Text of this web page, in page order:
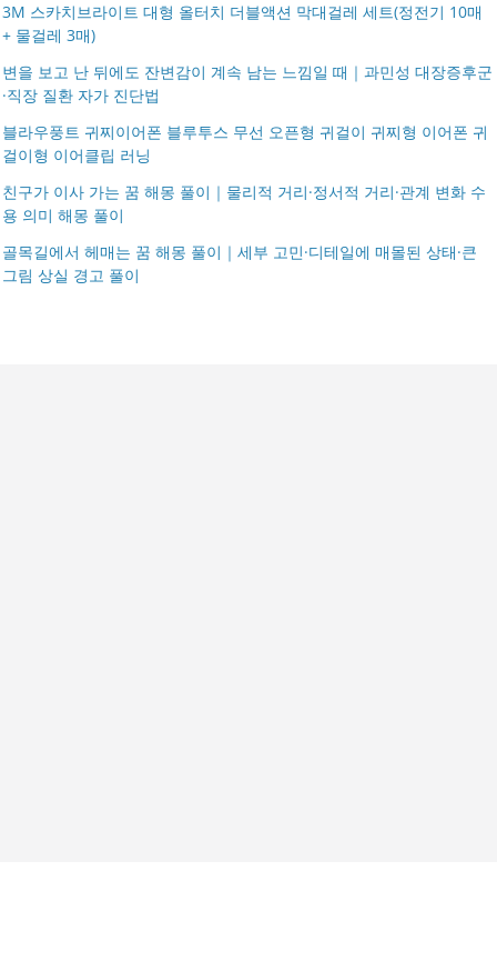
3M 스카치브라이트 대형 올터치 더블액션 막대걸레 세트(정전기 10매
+ 물걸레 3매)
변을 보고 난 뒤에도 잔변감이 계속 남는 느낌일 때｜과민성 대장증후군
·직장 질환 자가 진단법
블라우풍트 귀찌이어폰 블루투스 무선 오픈형 귀걸이 귀찌형 이어폰 귀
걸이형 이어클립 러닝
친구가 이사 가는 꿈 해몽 풀이｜물리적 거리·정서적 거리·관계 변화 수
용 의미 해몽 풀이
골목길에서 헤매는 꿈 해몽 풀이｜세부 고민·디테일에 매몰된 상태·큰
그림 상실 경고 풀이